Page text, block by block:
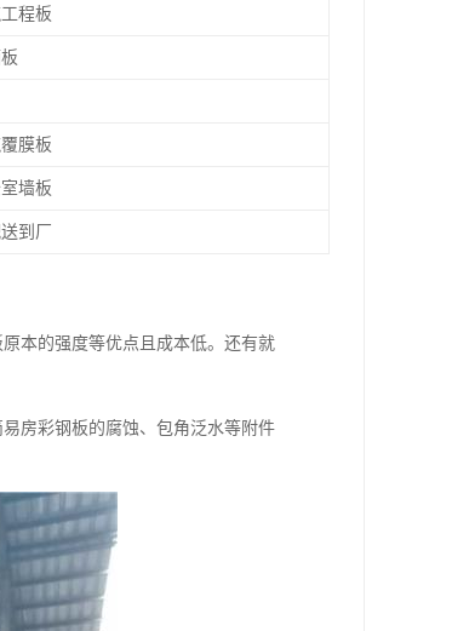
程板
膜板
墙板
到厂
本的强度等优点且成本低。还有就
房彩钢板的腐蚀、包角泛水等附件